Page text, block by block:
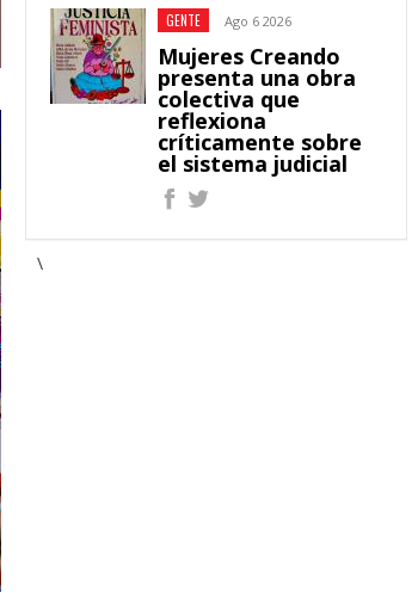
GENTE Ago 6 2026
Mujeres Creando
presenta una obra
colectiva que
reflexiona
críticamente sobre
el sistema judicial
\